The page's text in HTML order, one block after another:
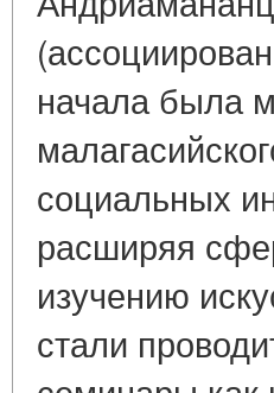
начала была
социальных
расширяя
изучению
стали